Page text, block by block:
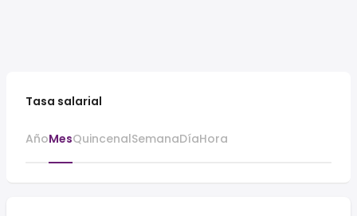
Tasa salarial
AñoMesQuincenalSemanaDíaHora